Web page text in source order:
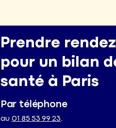
Prendre
pour un bilan
santé à Paris
Par téléphone
au 01 85 53 99 23.